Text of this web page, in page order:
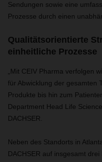
Sendungen sowie eine
Prozesse durch einen
Qualitätsorientierte
einheitliche Prozesse
„Mit CEIV Pharma verfolgen
für Abwicklung der gesamten
Produkte bis hin zum
Department Head Life
DACHSER.
Neben des Standorts in
DACHSER auf insgesamt